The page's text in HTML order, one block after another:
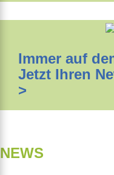
Immer auf
Jetzt Ihren
>
NEWS